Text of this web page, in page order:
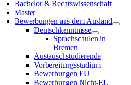
Bachelor & Rechtswissenschaft
Master
Bewerbungen aus dem Ausland
Deutschkenntnisse
Sprachschulen in
Bremen
Austauschstudierende
Vorbereitungsstudium
Bewerbungen EU
Bewerbungen Nicht-EU